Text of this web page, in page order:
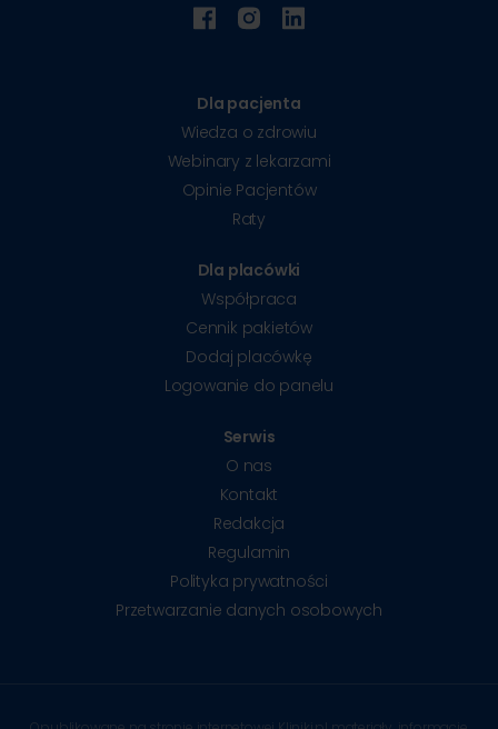
Dla pacjenta
Wiedza o zdrowiu
Webinary z lekarzami
Opinie Pacjentów
Raty
Dla placówki
Współpraca
Cennik pakietów
Dodaj placówkę
Logowanie do panelu
Serwis
O nas
Kontakt
Redakcja
Regulamin
Polityka prywatności
Przetwarzanie danych osobowych